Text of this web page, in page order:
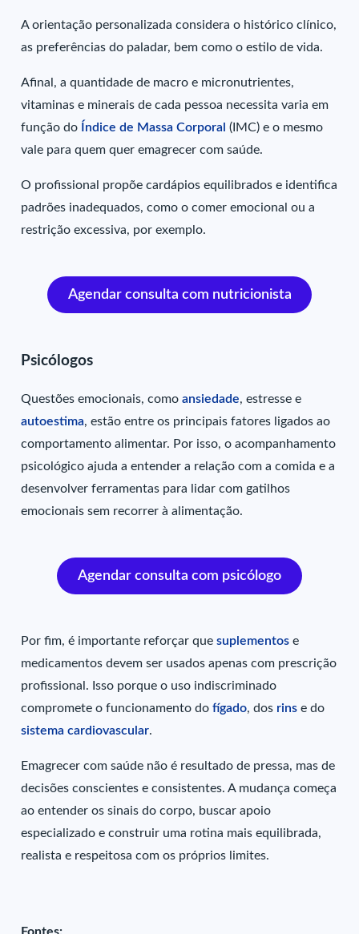
A orientação personalizada considera o histórico clínico,
as preferências do paladar, bem como o estilo de vida.
Afinal, a quantidade de macro e micronutrientes,
vitaminas e minerais de cada pessoa necessita varia em
função do
Índice de Massa Corporal (IMC) e o mesmo
vale para quem quer emagrecer com saúde.
O profissional propõe cardápios equilibrados e identifica
padrões inadequados, como o comer emocional ou a
restrição excessiva, por exemplo.
Agendar consulta com nutricionista
Psicólogos
Questões emocionais, comoansiedade, estresse e
autoestima, estão entre os principais fatores ligados ao
comportamento alimentar. Por isso, o acompanhamento
psicológico ajuda a entender a relação com a comida e a
desenvolver ferramentas para lidar com gatilhos
emocionais sem recorrer à alimentação.
Agendar consulta com psicólogo
Por fim, é importante reforçar quesuplementos e
medicamentos devem ser usados apenas com prescrição
profissional. Isso porque o uso indiscriminado
compromete o funcionamento dofígado, dos rins e do
sistema cardiovascular.
Emagrecer com saúde não é resultado de pressa, mas de
decisões conscientes e consistentes. A mudança começa
ao entender os sinais do corpo, buscar apoio
especializado e construir uma rotina mais equilibrada,
realista e respeitosa com os próprios limites.